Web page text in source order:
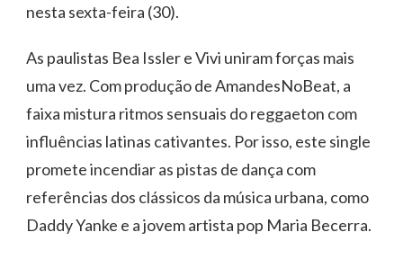
nesta sexta-feira (30).
As paulistas Bea Issler e Vivi uniram forças mais
uma vez. Com produção de AmandesNoBeat, a
faixa mistura ritmos sensuais do reggaeton com
influências latinas cativantes. Por isso, este single
promete incendiar as pistas de dança com
referências dos clássicos da música urbana, como
Daddy Yanke e a jovem artista pop Maria Becerra.